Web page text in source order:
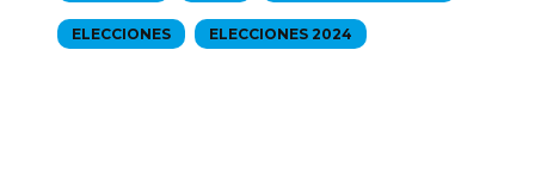
ELECCIONES ELECCIONES 2024